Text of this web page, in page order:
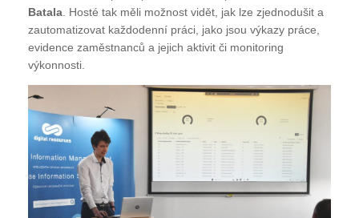
Batala. Hosté tak měli možnost vidět, jak lze zjednodušit a
zautomatizovat každodenní práci, jako jsou výkazy práce,
evidence zaměstnanců a jejich aktivit či monitoring
výkonnosti.